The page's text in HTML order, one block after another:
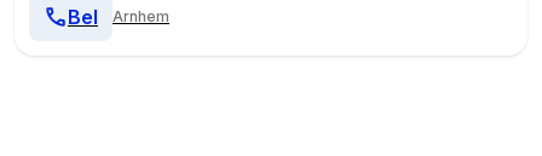
Arnhem
Bel